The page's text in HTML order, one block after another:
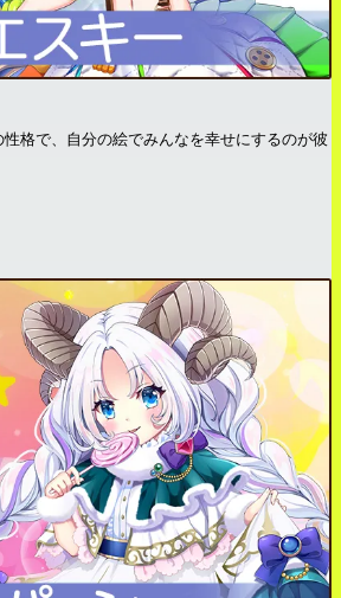
格で、自分の絵でみんなを幸せにするのが彼